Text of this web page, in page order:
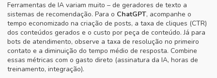
Ferramentas de IA variam muito – de geradores de texto a
sistemas de recomendação. Para o ChatGPT, acompanhe o
tempo economizado na criação de posts, a taxa de cliques (CTR)
dos conteúdos gerados e o custo por peça de conteúdo. Já para
bots de atendimento, observe a taxa de resolução no primeiro
contato e a diminuição do tempo médio de resposta. Combine
essas métricas com o gasto direto (assinatura da IA, horas de
treinamento, integração).